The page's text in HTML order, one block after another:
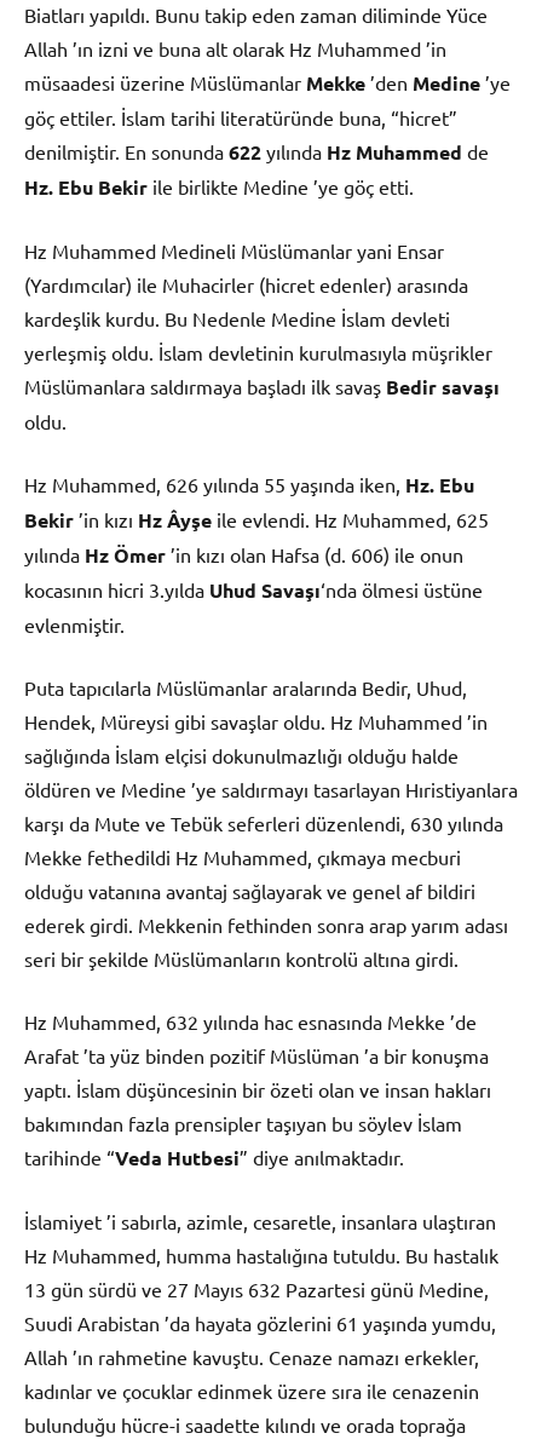
Biatları yapıldı. Bunu takip eden zaman diliminde Yüce
Allah ’ın izni ve buna alt olarak Hz Muhammed ’in
müsaadesi üzerine Müslümanlar Mekke ’den Medine ’ye
göç ettiler. İslam tarihi literatüründe buna, “hicret”
denilmiştir. En sonunda 622 yılında Hz Muhammed de
Hz. Ebu Bekir ile birlikte Medine ’ye göç etti.
Hz Muhammed Medineli Müslümanlar yani Ensar
(Yardımcılar) ile Muhacirler (hicret edenler) arasında
kardeşlik kurdu. Bu Nedenle Medine İslam devleti
yerleşmiş oldu. İslam devletinin kurulmasıyla müşrikler
Müslümanlara saldırmaya başladı ilk savaş Bedir savaşı
oldu.
Hz Muhammed, 626 yılında 55 yaşında iken, Hz. Ebu
Bekir ’in kızı Hz Âyşe ile evlendi. Hz Muhammed, 625
yılında Hz Ömer ’in kızı olan Hafsa (d. 606) ile onun
kocasının hicri 3.yılda Uhud Savaşı‘nda ölmesi üstüne
evlenmiştir.
Puta tapıcılarla Müslümanlar aralarında Bedir, Uhud,
Hendek, Müreysi gibi savaşlar oldu. Hz Muhammed ’in
sağlığında İslam elçisi dokunulmazlığı olduğu halde
öldüren ve Medine ’ye saldırmayı tasarlayan Hıristiyanlara
karşı da Mute ve Tebük seferleri düzenlendi, 630 yılında
Mekke fethedildi Hz Muhammed, çıkmaya mecburi
olduğu vatanına avantaj sağlayarak ve genel af bildiri
ederek girdi. Mekkenin fethinden sonra arap yarım adası
seri bir şekilde Müslümanların kontrolü altına girdi.
Hz Muhammed, 632 yılında hac esnasında Mekke ’de
Arafat ’ta yüz binden pozitif Müslüman ’a bir konuşma
yaptı. İslam düşüncesinin bir özeti olan ve insan hakları
bakımından fazla prensipler taşıyan bu söylev İslam
tarihinde “Veda Hutbesi” diye anılmaktadır.
İslamiyet ’i sabırla, azimle, cesaretle, insanlara ulaştıran
Hz Muhammed, humma hastalığına tutuldu. Bu hastalık
13 gün sürdü ve 27 Mayıs 632 Pazartesi günü Medine,
Suudi Arabistan ’da hayata gözlerini 61 yaşında yumdu,
Allah ’ın rahmetine kavuştu. Cenaze namazı erkekler,
kadınlar ve çocuklar edinmek üzere sıra ile cenazenin
bulunduğu hücre-i saadette kılındı ve orada toprağa